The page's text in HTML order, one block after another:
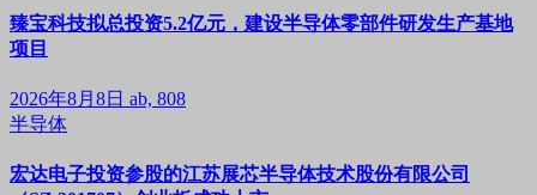
臻宝科技拟总投资5.2亿元，建设半导体零部件研发生产基地
项目
2026年8月8日 ab, 808
半导体
宏达电子投资参股的江苏展芯半导体技术股份有限公司